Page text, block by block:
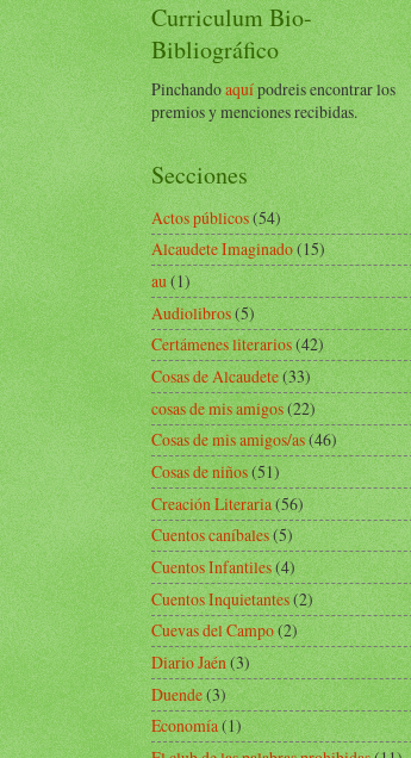
Curriculum Bio-
Bibliográfico
Pinchandoaquípodreis encontrar los
premios y menciones recibidas.
Secciones
Actos públicos(54)
Alcaudete Imaginado(15)
au(1)
Audiolibros(5)
Certámenes literarios(42)
Cosas de Alcaudete(33)
cosas de mis amigos(22)
Cosas de mis amigos/as(46)
Cosas de niños(51)
Creación Literaria(56)
Cuentos caníbales(5)
Cuentos Infantiles(4)
Cuentos Inquietantes(2)
Cuevas del Campo(2)
Diario Jaén(3)
Duende(3)
Economía(1)